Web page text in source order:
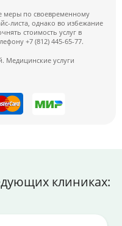
меры по своевременному
листа, однако во избежание
стоимость услуг в
+7 (812) 445-65-77.
Медицинские услуги
клиниках: